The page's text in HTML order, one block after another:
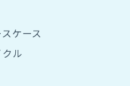
ケース
ル